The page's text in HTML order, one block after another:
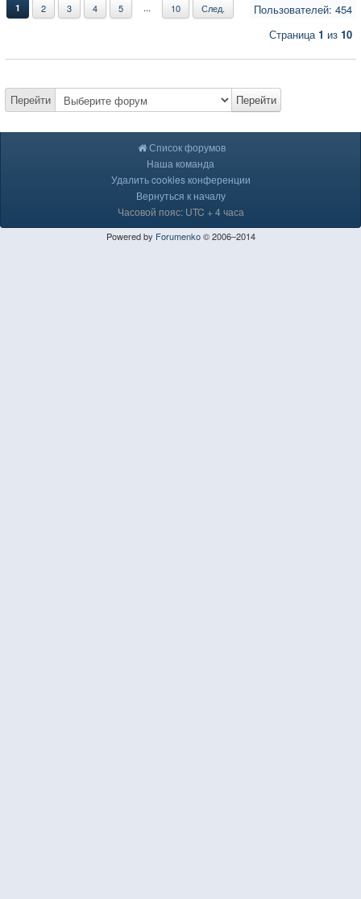
Пользователей: 454
1 2 3 4 5 ... 10 След.
Страница1 из 10
Перейти Перейти
Список форумов
Наша команда
Удалить cookies конференции
Вернуться к началу
Часовой пояс: UTC + 4 часа
Powered by Forumenko© 2006–2014